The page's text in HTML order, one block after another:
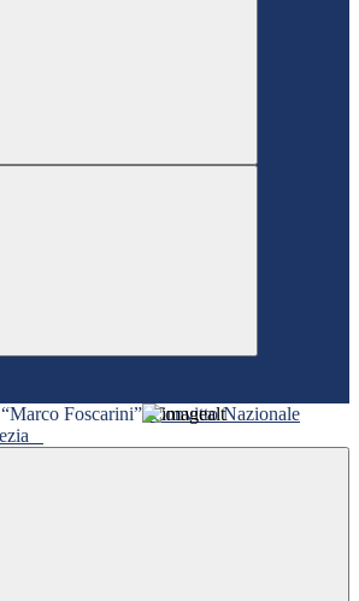
Convitto Nazionale